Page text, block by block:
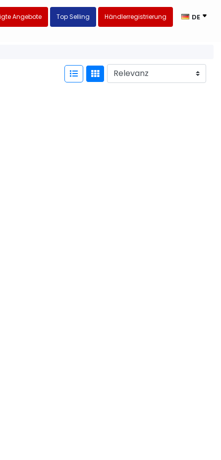
Angebote Top Selling Händlerregistrierung DE